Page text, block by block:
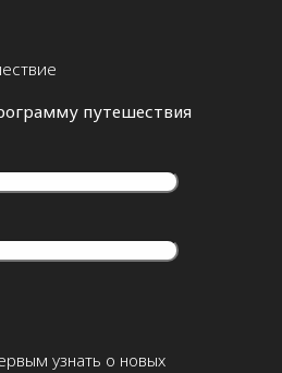
путешествия
узнать о новых